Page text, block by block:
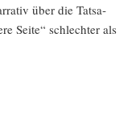
über die Tat­sa­
Sei­te“ schlech­ter als